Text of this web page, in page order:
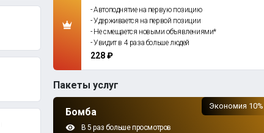
- Автоподнятие на первую позицию
- Удерживается на первой позиции
- Не смещается новыми объявлениями*
- Увидит в 4 раза больше людей
228 ₽
Пакеты услуг
Бомба
В 5 раз больше просмотров
Экономия 10%